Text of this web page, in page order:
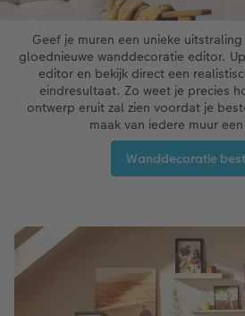
Geef je muren een unieke
gloednieuwe wanddecoratie editor.
editor en bekijk direct een
eindresultaat. Zo weet je precies
ontwerp eruit zal zien voordat je
maak van iedere muur
Wanddecoratie